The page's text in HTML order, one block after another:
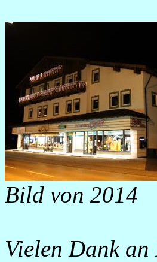
Bild von 2014
Vielen Dank